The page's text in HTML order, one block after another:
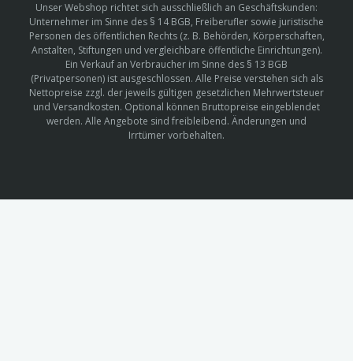
Unser Webshop richtet sich ausschließlich an Geschäftskunden:
Unternehmer im Sinne des § 14 BGB, Freiberufler sowie juristische
Personen des öffentlichen Rechts (z. B. Behörden, Körperschaften,
Anstalten, Stiftungen und vergleichbare öffentliche Einrichtungen).
Ein Verkauf an Verbraucher im Sinne des § 13 BGB
(Privatpersonen) ist ausgeschlossen. Alle Preise verstehen sich als
Nettopreise zzgl. der jeweils gültigen gesetzlichen Mehrwertsteuer
und Versandkosten. Optional können Bruttopreise eingeblendet
werden. Alle Angebote sind freibleibend. Änderungen und
Irrtümer vorbehalten.